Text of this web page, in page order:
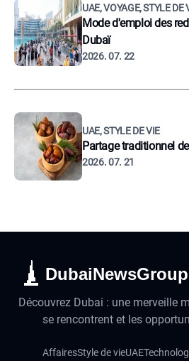
UAE, VOYAGE, STYLE DE
Mode d'emploi des
Dubaï
2026. 07. 22
UAE, STYLE DE VIE
Partage traditionnel
2026. 07. 21
DubaiNewsGroup
Découvrez Dubai : une merveille
se rencontrent et les
AffairesStyle de vieUAE